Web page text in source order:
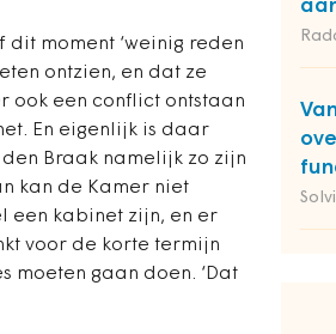
moment ‘weinig reden
ontzien, en dat ze
ook een conflict ontstaan
En eigenlijk is daar
den Braak namelijk zo zijn
kan de Kamer niet
een kabinet zijn, en er
voor de korte termijn
moeten gaan doen. ‘Dat